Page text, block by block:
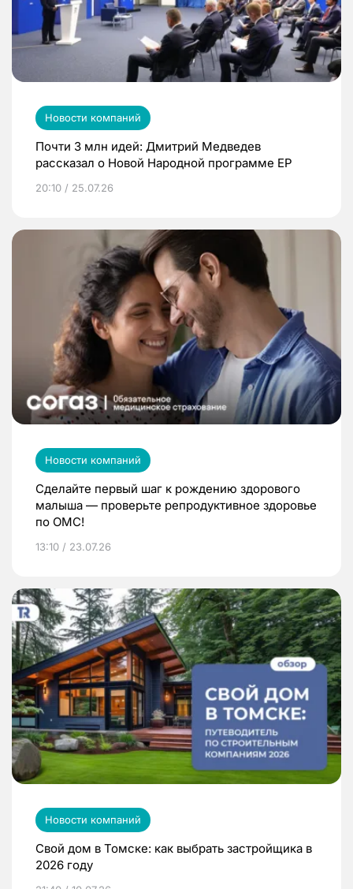
Новости компаний
Почти 3 млн идей: Дмитрий Медведев
рассказал о Новой Народной программе ЕР
20:10 / 25.07.26
Новости компаний
Сделайте первый шаг к рождению здорового
малыша — проверьте репродуктивное здоровье
по ОМС!
13:10 / 23.07.26
Новости компаний
Свой дом в Томске: как выбрать застройщика в
2026 году